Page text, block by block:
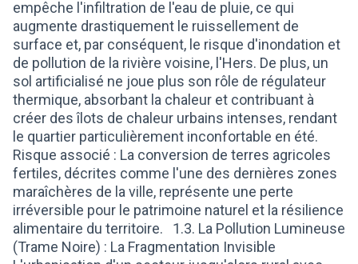
empêche l'infiltration de l'eau de pluie, ce qui
augmente drastiquement le ruissellement de
surface et, par conséquent, le risque d'inondation et
de pollution de la rivière voisine, l'Hers. De plus, un
sol artificialisé ne joue plus son rôle de régulateur
thermique, absorbant la chaleur et contribuant à
créer des îlots de chaleur urbains intenses, rendant
le quartier particulièrement inconfortable en été.
Risque associé : La conversion de terres agricoles
fertiles, décrites comme l'une des dernières zones
maraîchères de la ville, représente une perte
irréversible pour le patrimoine naturel et la résilience
alimentaire du territoire. 1.3. La Pollution Lumineuse
(Trame Noire) : La Fragmentation Invisible